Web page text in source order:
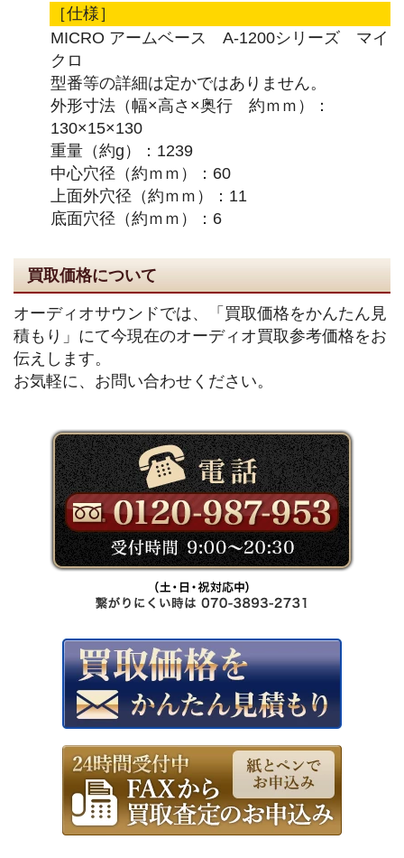
［仕様］
MICRO アームベース A-1200シリーズ マイ
クロ
型番等の詳細は定かではありません。
外形寸法（幅×高さ×奥行 約ｍｍ）：
130×15×130
重量（約g）：1239
中心穴径（約ｍｍ）：60
上面外穴径（約ｍｍ）：11
底面穴径（約ｍｍ）：6
買取価格について
オーディオサウンドでは、「買取価格をかんたん見
積もり」にて今現在のオーディオ買取参考価格をお
伝えします。
お気軽に、お問い合わせください。